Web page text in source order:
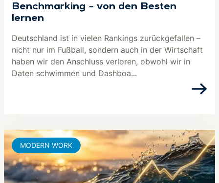
Benchmarking – von den Besten
lernen
Deutschland ist in vielen Rankings zurückgefallen –
nicht nur im Fußball, sondern auch in der Wirtschaft
haben wir den Anschluss verloren, obwohl wir in
Daten schwimmen und Dashboa...
MODERN WORK